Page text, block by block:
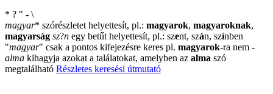
* ? " - \
magyar* szórészletet helyettesít, pl.: magyarok, magyaroknak,
magyarság sz?n egy betűt helyettesít, pl.: szent, szán, színben
"magyar" csak a pontos kifejezésre keres pl. magyarok-ra nem -
alma kihagyja azokat a találatokat, amelyben az alma szó
megtalálható Részletes keresési útmutató